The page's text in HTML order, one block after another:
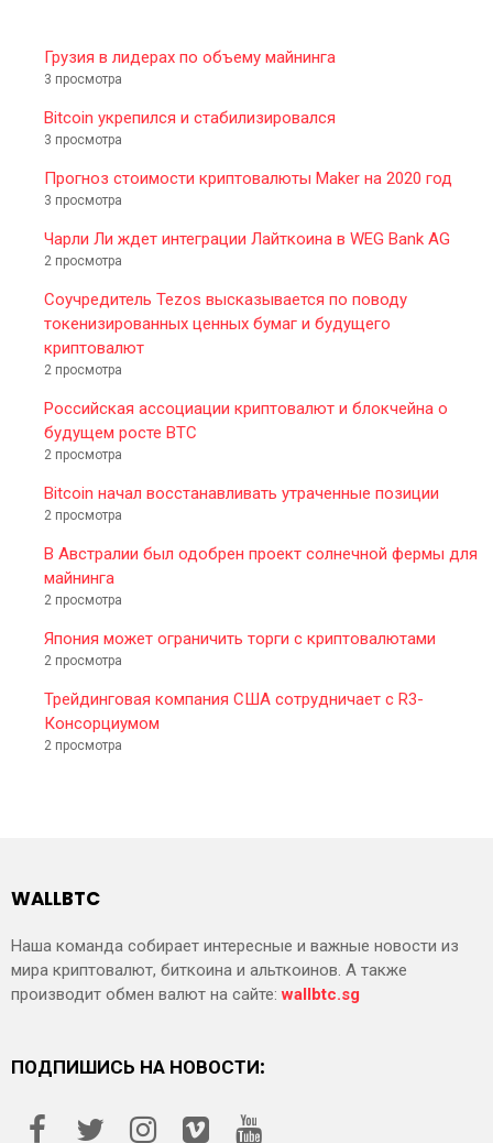
Грузия в лидерах по объему майнинга
3 просмотра
Bitcoin укрепился и стабилизировался
3 просмотра
Прогноз стоимости криптовалюты Maker на 2020 год
3 просмотра
Чарли Ли ждет интеграции Лайткоина в WEG Bank AG
2 просмотра
Соучредитель Tezos высказывается по поводу
токенизированных ценных бумаг и будущего
криптовалют
2 просмотра
Российская ассоциации криптовалют и блокчейна о
будущем росте BTC
2 просмотра
Bitcoin начал восстанавливать утраченные позиции
2 просмотра
В Австралии был одобрен проект солнечной фермы для
майнинга
2 просмотра
Япония может ограничить торги с криптовалютами
2 просмотра
Трейдинговая компания США сотрудничает с R3-
Консорциумом
2 просмотра
WALLBTC
Наша команда собирает интересные и важные новости из
мира криптовалют, биткоина и альткоинов. А также
производит обмен валют на сайте:wallbtc.sg
ПОДПИШИСЬ НА НОВОСТИ: